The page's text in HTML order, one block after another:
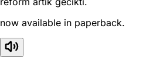
now available in paperback.